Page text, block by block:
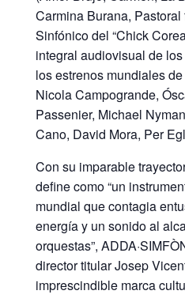
Carmina Burana,
Sinfónico del “Chick
integral audiovisual de
los estrenos mundiales
Nicola Campogrande,
Passenier, Michael
Cano, David Mora, Per
Con su imparable
define como “un
mundial que contagia
energía y un sonido al
orquestas”,
director titular Josep
imprescindible marca